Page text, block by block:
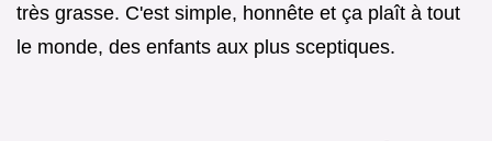
très grasse. C'est simple, honnête et ça plaît à tout
le monde, des enfants aux plus sceptiques.